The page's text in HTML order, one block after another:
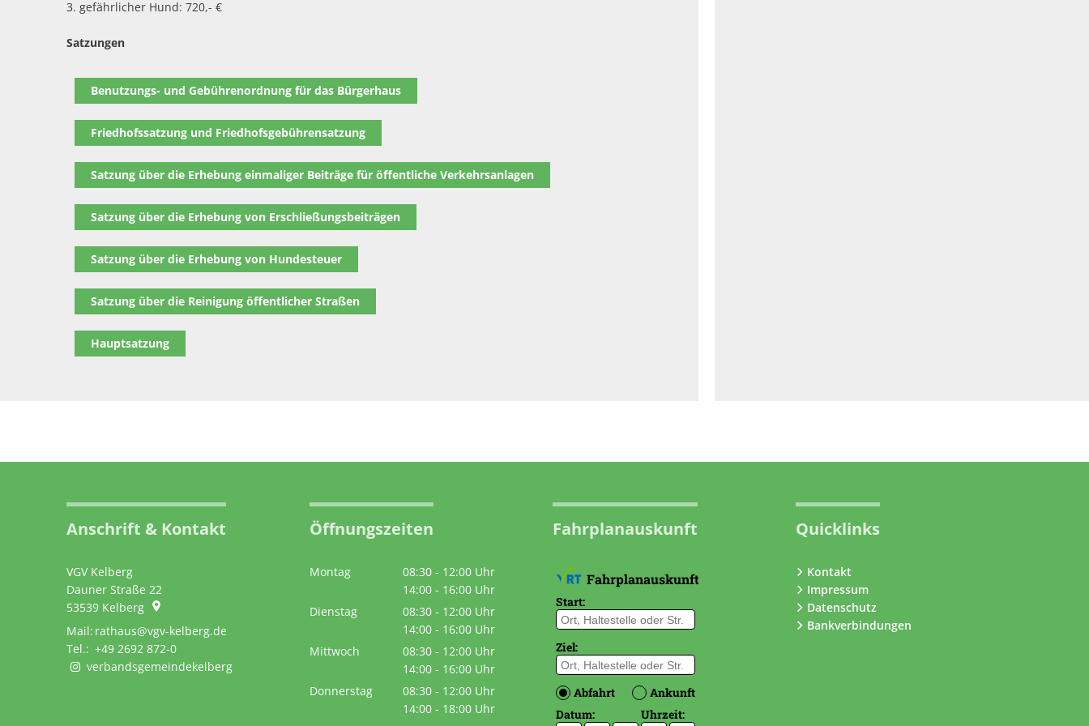
3. gefährlicher Hund: 720,- €
Satzungen
Benutzungs- und Gebührenordnung für das Bürgerhaus
Friedhofssatzung und Friedhofsgebührensatzung
Satzung über die Erhebung einmaliger Beiträge für öffentliche Verkehrsanlagen
Satzung über die Erhebung von Erschließungsbeiträgen
Satzung über die Erhebung von Hundesteuer
Satzung über die Reinigung öffentlicher Straßen
Hauptsatzung
Anschrift & Kontakt
VGV Kelberg
Dauner Straße 22
53539 Kelberg
rathaus@vgv-kelberg.de
+49 2692 872-0
verbandsgemeindekelberg
Öffnungszeiten
Montag 08:30 - 12:00 Uhr
Von 08:30 bis 12:00 Uhr
14:00 - 16:00 Uhr
Von 14:00 bis 16:00 Uhr
Dienstag 08:30 - 12:00 Uhr
Von 08:30 bis 12:00 Uhr
14:00 - 16:00 Uhr
Von 14:00 bis 16:00 Uhr
Mittwoch 08:30 - 12:00 Uhr
Von 08:30 bis 12:00 Uhr
14:00 - 16:00 Uhr
Von 14:00 bis 16:00 Uhr
Donnerstag 08:30 - 12:00 Uhr
Von 08:30 bis 12:00 Uhr
14:00 - 18:00 Uhr
Fahrplanauskunft Quicklinks
Kontakt
Impressum
Datenschutz
Bankverbindungen